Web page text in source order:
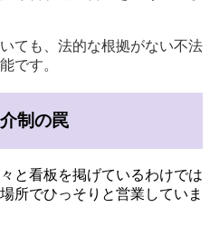
ても、法的な根拠がない不法
です。
制の罠
と看板を掲げているわけでは
所でひっそりと営業していま